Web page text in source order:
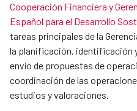
Cooperación Financiera y
Español para el Desarrollo
tareas principales de la
la planificación, identificación
envío de propuestas de
coordinación de las
estudios y valoraciones.